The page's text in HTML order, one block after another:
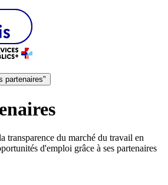
partenaires"
transparence du marché du travail en
d'emploi grâce à ses partenaires